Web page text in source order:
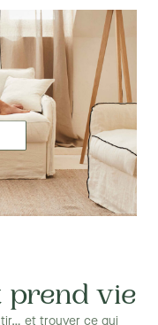
de décorations.
prend vie
et trouver ce qui